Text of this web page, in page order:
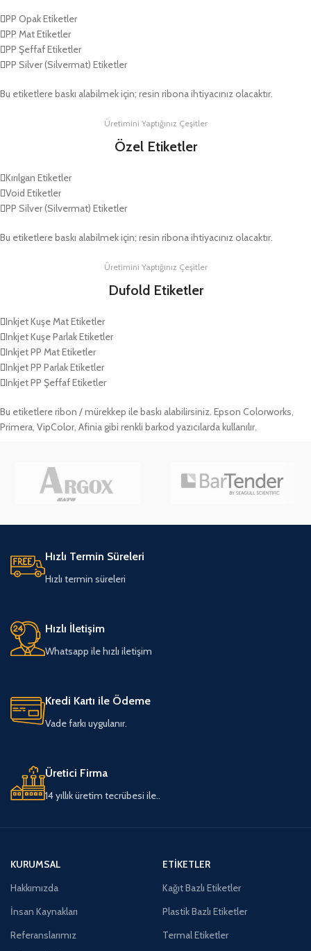
PP Opak Etiketler
PP Mat Etiketler
PP Şeffaf Etiketler
PP Silver (Silvermat) Etiketler
Bu etiketlere baskı alabilmek için; resin ribona ihtiyacınız olacaktır.
Üretimini Yaptığınız Çeşitler
Özel Etiketler
Kırılgan Etiketler
Void Etiketler
PP Silver (Silvermat) Etiketler
Bu etiketlere baskı alabilmek için; resin ribona ihtiyacınız olacaktır.
Üretimini Yaptığınız Çeşitler
Dufold Etiketler
Inkjet Kuşe Mat Etiketler
Inkjet Kuşe Parlak Etiketler
Inkjet PP Mat Etiketler
Inkjet PP Parlak Etiketler
Inkjet PP Şeffaf Etiketler
Bu etiketlere ribon / mürekkep ile baskı alabilirsiniz. Epson Colorworks,
Primera, VipColor, Afinia gibi renkli barkod yazıcılarda kullanılır.
Hızlı Termin Süreleri
Hızlı termin süreleri
Hızlı İletişim
Whatsapp ile hızlı iletişim
Kredi Kartı ile Ödeme
Vade farkı uygulanır.
Üretici Firma
14 yıllık üretim tecrübesi ile..
KURUMSAL
Hakkımızda
İnsan Kaynakları
Referanslarımız
ETIKETLER
Kağıt Bazlı Etiketler
Plastik Bazlı Etiketler
Termal Etiketler